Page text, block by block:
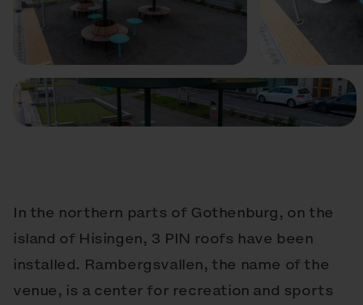
Poprzedni Dalej
In the northern parts of Gothenburg, on the
island of Hisingen, 3 PIN roofs have been
installed. Rambergsvallen, the name of the
venue, is a center for recreation and sports